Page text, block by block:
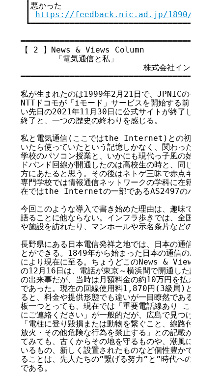
┃悪かった
https://feedback.nic.ad.jp/1890/
┗━━━━━━━━━━━━━━━━━━━━━━━━━━━━━━━━━┛
━━━━━━━━━━━━━━━━━━━━━━━━━━━━━━━━━━━
【 2 】 News & Views Column
       「電気通信と私」
株式会社インターネッ
━━━━━━━━━━━━━━━━━━━━━━━━━━━━━━━━━━━
私が生まれたのは1999年2月21日で、JPNICのインタ
NTTドコモが「iモード」サービスを開始する前日であ
い先日の2021年11月30日に公式サイトが終了し、
終了と、一つの歴史の終わりを感じる。
私と電気通信(ここではthe Internet)との初めての関
いたら使っていたという記憶しかなく、関わったと明
学校のパソコン授業と、いかにも現代っ子風の始まり
ドバンド回線が開通したのは高校生の時と、同じ年代
方にあたると思う。その後はネトゲ三昧で赤点ギリギ
専門学校では情報通信ネットワークの学科に在籍し、
在ではthe Internetの一部であるAS2497のバックボ
今回このような導入で書き始めた理由は、趣味である
語ることに他ならない。インフラ歩きでは、全国の電
や施設を訪れたり、マンホールや示名条片などの収集
長野県にある日本電信発祥之地では、日本の通信の始
とができる。1849年から始まった日本の通信の歴史は
により現在に至る。ちょうどこのNews & Views 12月
の12月16日は、電話が東京～横浜間で開通した記念す
の出来事だが、当時は月額料金の約10万円を払えばか
であった。現在の回線使用料1,870円(3級局)と市内
ると、料金や提供形態でも違いが一目瞭然である。電
板一つとっても、現在では「重要電話線あり この付近
にご連絡ください」が一般的だが、広島で見つけた逓
「電柱に登り毀損または動物を繋ぐこと、線路付近で
放火・その他危険な行為を禁止する」との記載があっ
てみても、古くからその地を守るものや、潮風に晒さ
いるもの、新しく設置されたものなど個性豊かである
ることは、先人たちの”繋げる努力”と”時代への対応”
である。